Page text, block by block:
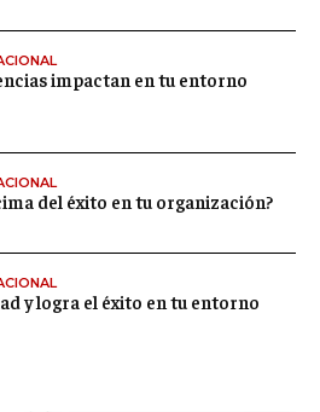
impactan en tu entorno
del éxito en tu organización?
y logra el éxito en tu entorno